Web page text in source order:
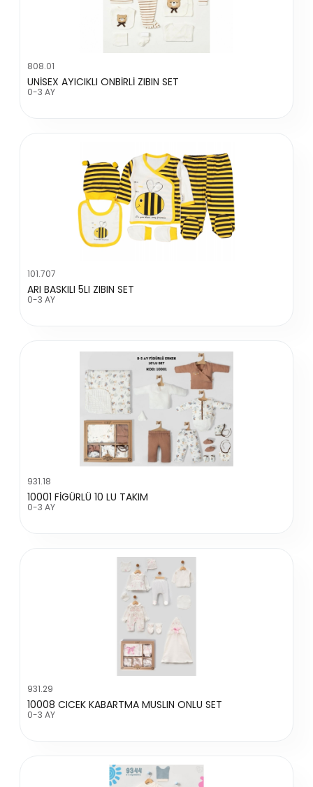
808.01
UNİSEX AYICIKLI ONBİRLİ ZIBIN SET
0-3 AY
101.707
ARI BASKILI 5LI ZIBIN SET
0-3 AY
931.18
10001 FİGÜRLÜ 10 LU TAKIM
0-3 AY
931.29
10008 CICEK KABARTMA MUSLIN ONLU SET
0-3 AY